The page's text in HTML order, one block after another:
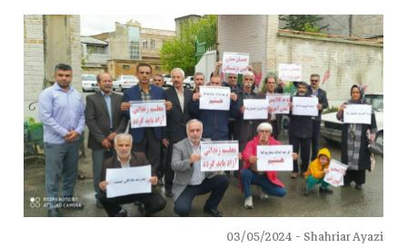
Shahriar Ayazi -
03/05/2024